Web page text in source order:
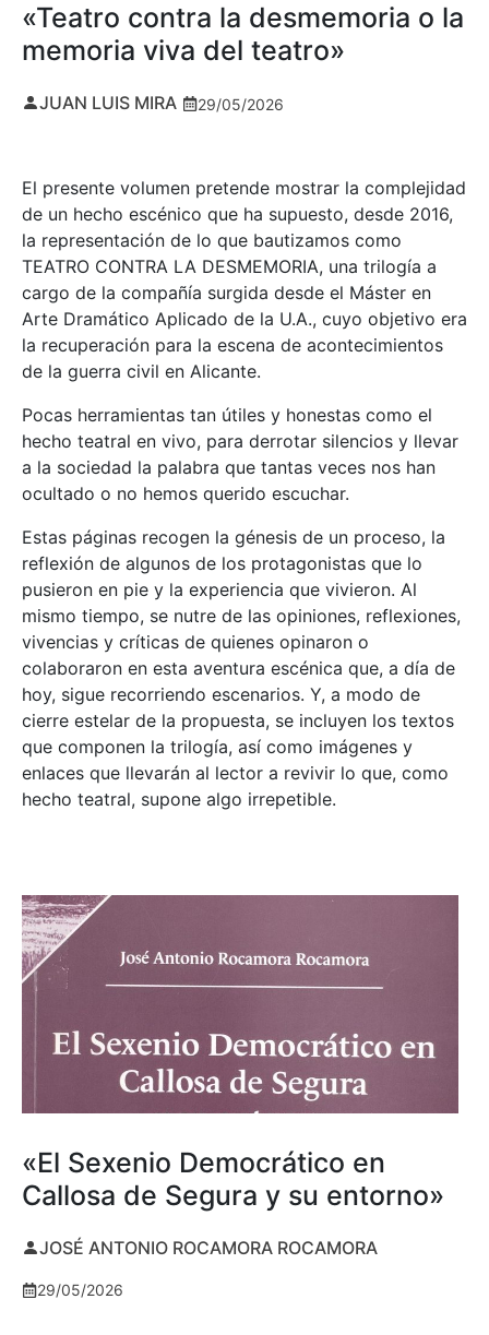
«Teatro contra la desmemoria o la
memoria viva del teatro»
JUAN LUIS MIRA 29/05/2026
El presente volumen pretende mostrar la complejidad
de un hecho escénico que ha supuesto, desde 2016,
la representación de lo que bautizamos como
TEATRO CONTRA LA DESMEMORIA, una trilogía a
cargo de la compañía surgida desde el Máster en
Arte Dramático Aplicado de la U.A., cuyo objetivo era
la recuperación para la escena de acontecimientos
de la guerra civil en Alicante.
Pocas herramientas tan útiles y honestas como el
hecho teatral en vivo, para derrotar silencios y llevar
a la sociedad la palabra que tantas veces nos han
ocultado o no hemos querido escuchar.
Estas páginas recogen la génesis de un proceso, la
reflexión de algunos de los protagonistas que lo
pusieron en pie y la experiencia que vivieron. Al
mismo tiempo, se nutre de las opiniones, reflexiones,
vivencias y críticas de quienes opinaron o
colaboraron en esta aventura escénica que, a día de
hoy, sigue recorriendo escenarios. Y, a modo de
cierre estelar de la propuesta, se incluyen los textos
que componen la trilogía, así como imágenes y
enlaces que llevarán al lector a revivir lo que, como
hecho teatral, supone algo irrepetible.
«El Sexenio Democrático en
Callosa de Segura y su entorno»
JOSÉ ANTONIO ROCAMORA ROCAMORA
29/05/2026